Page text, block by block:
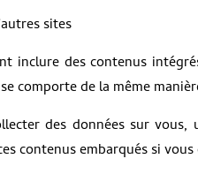
sites
inclure des contenus
comporte de la même
des données sur
contenus embarqués si